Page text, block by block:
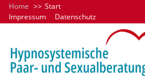
Home
Start
Impressum
Datenschutz